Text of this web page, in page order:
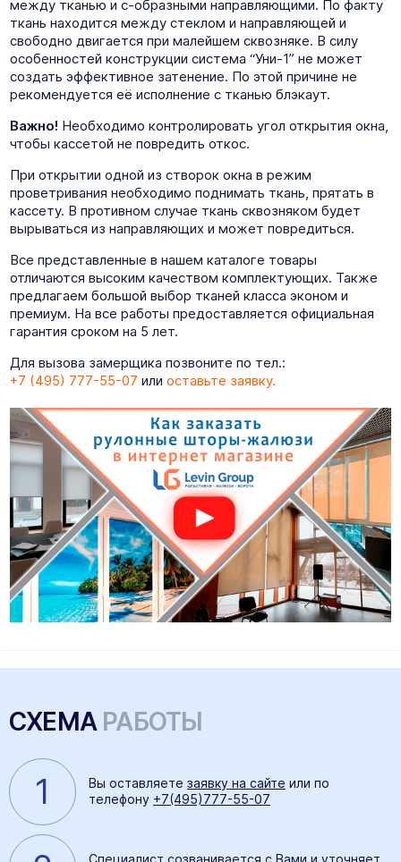
между тканью и с-образными направляющими. По факту
ткань находится между стеклом и направляющей и
свободно двигается при малейшем сквозняке. В силу
особенностей конструкции система “Уни-1” не может
создать эффективное затенение. По этой причине не
рекомендуется её исполнение с тканью блэкаут.
Важно! Необходимо контролировать угол открытия окна,
чтобы кассетой не повредить откос.
При открытии одной из створок окна в режим
проветривания необходимо поднимать ткань, прятать в
кассету. В противном случае ткань сквозняком будет
вырываться из направляющих и может повредиться.
Все представленные в нашем каталоге товары
отличаются высоким качеством комплектующих. Также
предлагаем большой выбор тканей класса эконом и
премиум. На все работы предоставляется официальная
гарантия сроком на 5 лет.
Для вызова замерщика позвоните по тел.:
+7 (495) 777-55-07 или оставьте заявку.
СХЕМА РАБОТЫ
1 Вы оставляете заявку на сайте или по
телефону +7(495)777-55-07